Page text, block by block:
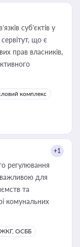
суб’єктів у
що є
прав власників,
комплекс
+1
регулювання
важливою для
та
комунальних
ЖКГ, ОСББ